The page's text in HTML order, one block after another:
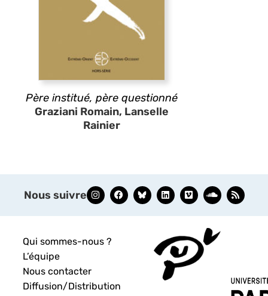
Père institué, père questionné
Graziani Romain, Lanselle
Rainier
Nous suivre
Qui sommes-nous ?
L’équipe
Nous contacter
Diffusion/Distribution